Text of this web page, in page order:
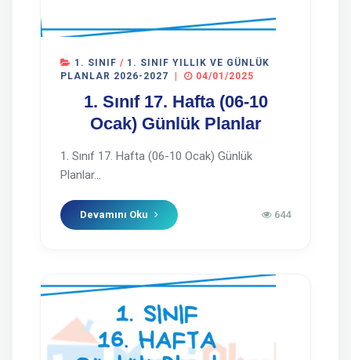
1. SINIF / 1. SINIF YILLIK VE GÜNLÜK
PLANLAR 2026-2027
04/01/2025
1. Sınıf 17. Hafta (06-10
Ocak) Günlük Planlar
1. Sınıf 17. Hafta (06-10 Ocak) Günlük
Planlar...
Devamını Oku 644